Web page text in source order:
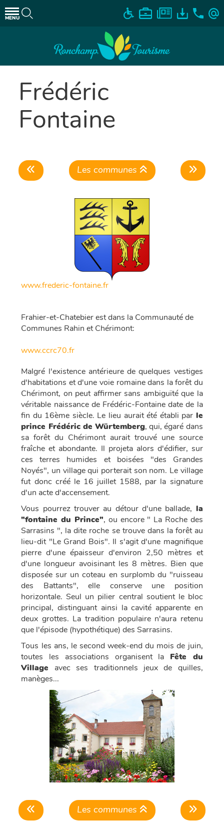
MENU
Les communes
Frédéric
Fontaine
www.frederic-fontaine.fr
Frahier-et-Chatebier est dans la Communauté de
Communes Rahin et Chérimont:
www.ccrc70.fr
Malgré l'existence antérieure de quelques vestiges
d'habitations et d'une voie romaine dans la forêt du
Chérimont, on peut affirmer sans ambiguïté que la
véritable naissance de Frédéric-Fontaine date de la
fin du 16ème siècle. Le lieu aurait été établi par le
prince Frédéric de Würtemberg, qui, égaré dans
sa forêt du Chérimont aurait trouvé une source
fraîche et abondante. Il projeta alors d'édifier, sur
ces terres humides et boisées "des Grandes
Noyés", un village qui porterait son nom. Le village
fut donc créé le 16 juillet 1588, par la signature
d'un acte d'accensement.
Vous pourrez trouver au détour d'une ballade, la
"fontaine du Prince", ou encore " La Roche des
Sarrasins ", la dite roche se trouve dans la forêt au
lieu-dit "Le Grand Bois". Il s'agit d'une magnifique
pierre d'une épaisseur d'environ 2,50 mètres et
d'une longueur avoisinant les 8 mètres. Bien que
disposée sur un coteau en surplomb du "ruisseau
des Battants", elle conserve une position
horizontale. Seul un pilier central soutient le bloc
principal, distinguant ainsi la cavité apparente en
deux grottes. La tradition populaire n'aura retenu
que l'épisode (hypothétique) des Sarrasins.
Tous les ans, le second week-end du mois de juin,
toutes les associations organisent la Fête du
Village avec ses traditionnels jeux de quilles,
manèges...
Les communes